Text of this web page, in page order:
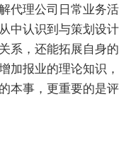
代理公司日常业务活
中认识到与策划设计
系，还能拓展自身的
加报业的理论知识，
本事，更重要的是评